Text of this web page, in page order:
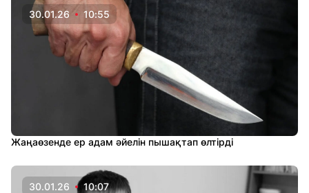
30.01.26 10:55
Жаңаөзенде ер адам әйелін пышақтап өлтірді
30.01.26 10:07